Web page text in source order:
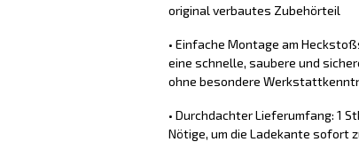
original verbautes Zubehörteil
• Einfache Montage am
eine schnelle, saubere und
ohne besondere
• Durchdachter Lieferumfang: 1
Nötige, um die Ladekante sofort